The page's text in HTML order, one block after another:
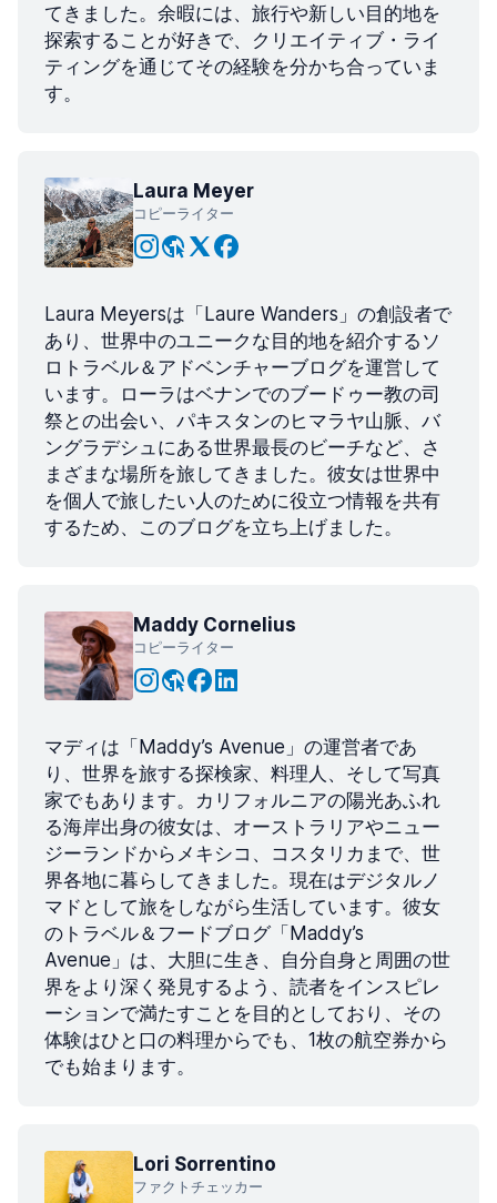
てきました。余暇には、旅行や新しい目的地を
探索することが好きで、クリエイティブ・ライ
ティングを通じてその経験を分かち合っていま
す。
Laura Meyer
コピーライター
Laura Meyersは「Laure Wanders」の創設者で
あり、世界中のユニークな目的地を紹介するソ
ロトラベル＆アドベンチャーブログを運営して
います。ローラはベナンでのブードゥー教の司
祭との出会い、パキスタンのヒマラヤ山脈、バ
ングラデシュにある世界最長のビーチなど、さ
まざまな場所を旅してきました。彼女は世界中
を個人で旅したい人のために役立つ情報を共有
するため、このブログを立ち上げました。
Maddy Cornelius
コピーライター
マディは「Maddy’s Avenue」の運営者であ
り、世界を旅する探検家、料理人、そして写真
家でもあります。カリフォルニアの陽光あふれ
る海岸出身の彼女は、オーストラリアやニュー
ジーランドからメキシコ、コスタリカまで、世
界各地に暮らしてきました。現在はデジタルノ
マドとして旅をしながら生活しています。彼女
のトラベル＆フードブログ「Maddy’s
Avenue」は、大胆に生き、自分自身と周囲の世
界をより深く発見するよう、読者をインスピレ
ーションで満たすことを目的としており、その
体験はひと口の料理からでも、1枚の航空券から
でも始まります。
Lori Sorrentino
ファクトチェッカー